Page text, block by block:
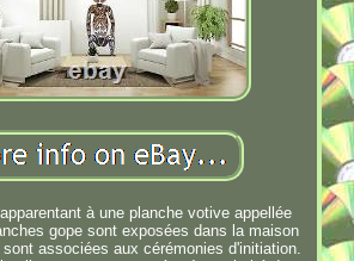
à une planche votive appellée
gope sont exposées dans la maison
associées aux cérémonies d'initiation.